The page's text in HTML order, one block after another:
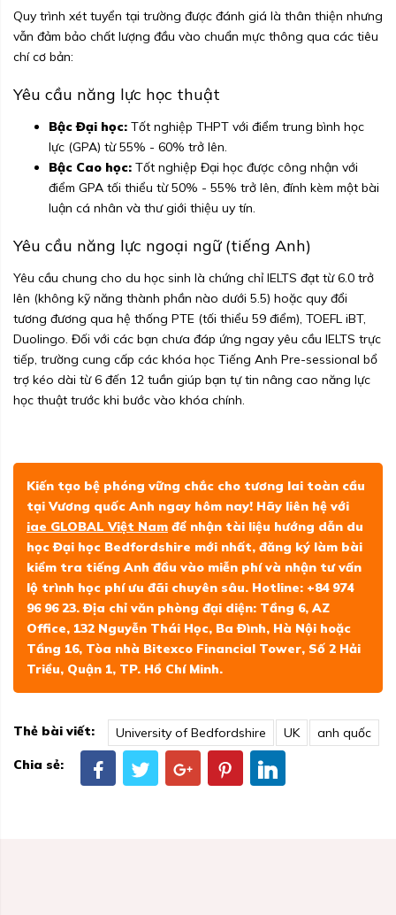
Quy trình xét tuyển tại trường được đánh giá là thân thiện nhưng
vẫn đảm bảo chất lượng đầu vào chuẩn mực thông qua các tiêu
chí cơ bản:
Yêu cầu năng lực học thuật
Bậc Đại học: Tốt nghiệp THPT với điểm trung bình học
lực (GPA) từ 55% - 60% trở lên.
Bậc Cao học: Tốt nghiệp Đại học được công nhận với
điểm GPA tối thiểu từ 50% - 55% trở lên, đính kèm một bài
luận cá nhân và thư giới thiệu uy tín.
Yêu cầu năng lực ngoại ngữ (tiếng Anh)
Yêu cầu chung cho du học sinh là chứng chỉ IELTS đạt từ 6.0 trở
lên (không kỹ năng thành phần nào dưới 5.5) hoặc quy đổi
tương đương qua hệ thống PTE (tối thiểu 59 điểm), TOEFL iBT,
Duolingo. Đối với các bạn chưa đáp ứng ngay yêu cầu IELTS trực
tiếp, trường cung cấp các khóa học Tiếng Anh Pre-sessional bổ
trợ kéo dài từ 6 đến 12 tuần giúp bạn tự tin nâng cao năng lực
học thuật trước khi bước vào khóa chính.
Kiến tạo bệ phóng vững chắc cho tương lai toàn cầu
tại Vương quốc Anh ngay hôm nay! Hãy liên hệ với
iae GLOBAL Việt Nam để nhận tài liệu hướng dẫn du
học Đại học Bedfordshire mới nhất, đăng ký làm bài
kiểm tra tiếng Anh đầu vào miễn phí và nhận tư vấn
lộ trình học phí ưu đãi chuyên sâu. Hotline: +84 974
96 96 23. Địa chỉ văn phòng đại diện: Tầng 6, AZ
Office, 132 Nguyễn Thái Học, Ba Đình, Hà Nội hoặc
Tầng 16, Tòa nhà Bitexco Financial Tower, Số 2 Hải
Triều, Quận 1, TP. Hồ Chí Minh.
Thẻ bài viết: University of Bedfordshire UK
anh quốc
Chia sẻ: